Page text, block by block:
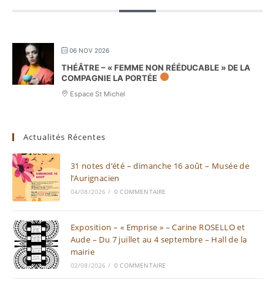
06 NOV 2026
THÉÂTRE – « FEMME NON RÉÉDUCABLE » DE LA
COMPAGNIE LA PORTÉE
Espace St Michel
Actualités Récentes
31 notes d’été – dimanche 16 août – Musée de
l’Aurignacien
04/08/2026 / 0 COMMENTAIRE
Exposition – « Emprise » – Carine ROSELLO et
Aude – Du 7 juillet au 4 septembre – Hall de la
mairie
02/08/2026 / 0 COMMENTAIRE